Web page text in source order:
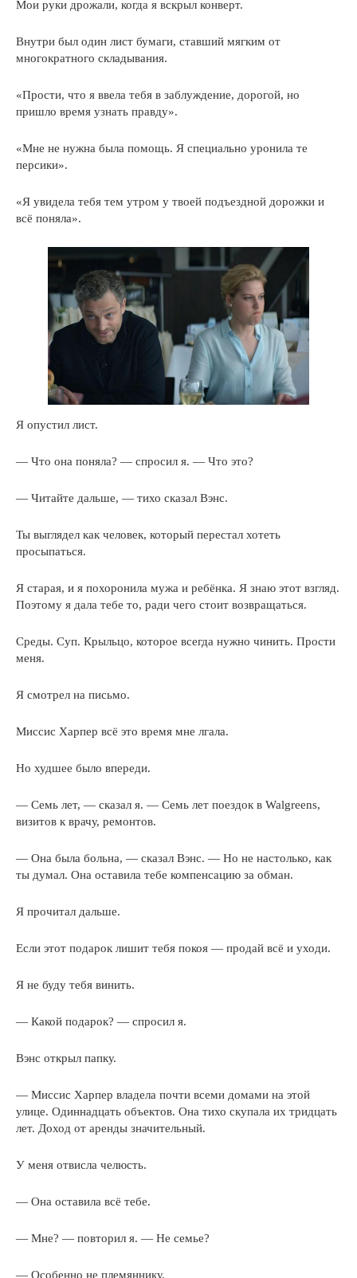
Мои руки дрожали, когда я вскрыл конверт.
Внутри был один лист бумаги, ставший мягким от
многократного складывания.
«Прости, что я ввела тебя в заблуждение, дорогой, но
пришло время узнать правду».
«Мне не нужна была помощь. Я специально уронила те
персики».
«Я увидела тебя тем утром у твоей подъездной дорожки и
всё поняла».
Я опустил лист.
— Что она поняла? — спросил я. — Что это?
— Читайте дальше, — тихо сказал Вэнс.
Ты выглядел как человек, который перестал хотеть
просыпаться.
Я старая, и я похоронила мужа и ребёнка. Я знаю этот взгляд.
Поэтому я дала тебе то, ради чего стоит возвращаться.
Среды. Суп. Крыльцо, которое всегда нужно чинить. Прости
меня.
Я смотрел на письмо.
Миссис Харпер всё это время мне лгала.
Но худшее было впереди.
— Семь лет, — сказал я. — Семь лет поездок в Walgreens,
визитов к врачу, ремонтов.
— Она была больна, — сказал Вэнс. — Но не настолько, как
ты думал. Она оставила тебе компенсацию за обман.
Я прочитал дальше.
Если этот подарок лишит тебя покоя — продай всё и уходи.
Я не буду тебя винить.
— Какой подарок? — спросил я.
Вэнс открыл папку.
— Миссис Харпер владела почти всеми домами на этой
улице. Одиннадцать объектов. Она тихо скупала их тридцать
лет. Доход от аренды значительный.
У меня отвисла челюсть.
— Она оставила всё тебе.
— Мне? — повторил я. — Не семье?
— Особенно не племяннику.